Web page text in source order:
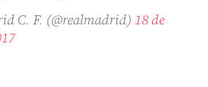
C. F. (@realmadrid) 18 de